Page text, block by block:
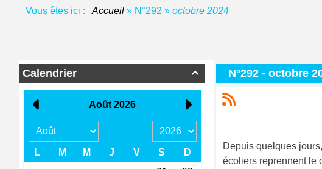
Vous êtes ici :
Accueil » N°292 » octobre 2024

Calendrier N°292 - octobre
Depuis quelques
écoliers reprennent le